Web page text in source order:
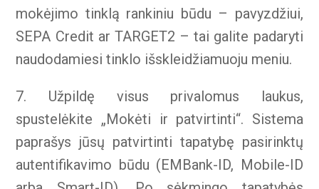
mokėjimo tinklą rankiniu būdu – pavyzdžiui,
SEPA Credit ar TARGET2 – tai galite padaryti
naudodamiesi tinklo išskleidžiamuoju meniu.
7. Užpildę visus privalomus laukus,
spustelėkite „Mokėti ir patvirtinti“. Sistema
paprašys jūsų patvirtinti tapatybę pasirinktų
autentifikavimo būdu (EMBank-ID, Mobile-ID